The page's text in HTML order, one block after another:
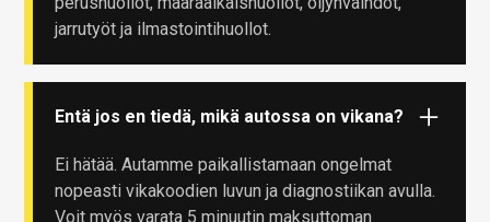
jarrutyöt ja ilmastointihuollot.
Entä jos en tiedä, mikä autossa on vikana?
Ei hätää. Autamme paikallistamaan ongelmat
nopeasti vikakoodien luvun ja diagnostiikan avulla.
Voit myös varata 5 minuutin maksuttoman